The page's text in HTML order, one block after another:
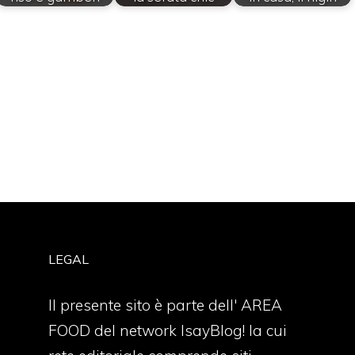
LEGAL
Il presente sito è parte dell' AREA
FOOD del network IsayBlog! la cui